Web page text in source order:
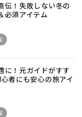
伝！失敗しない冬の
必須アイテム
に！元ガイドがすす
者にも安心の旅アイ